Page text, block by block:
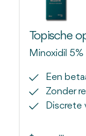
Topische
Minoxidil 5%
Een
Zonder
Discrete